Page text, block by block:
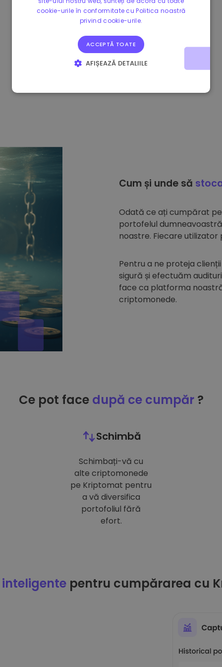
Cum și unde să
Odată ce ați cumpărat pe
portofelul
noastre. Fiecare
Pentru a ne proteja
sigură și efectuăm
face ca platforma
criptomonede.
Ce pot face după ce cumpăr?
Schimbă
Schimbați-vă cu
alte criptomonede
pe Kriptomat pentru
a vă diversifica
portofoliul fără
efort.
pentru cumpărarea cu
cookie-urile în conformitate cu Politica noastră
privind cookie-urile.
ACCEPTĂ TOATE
AFIȘEAZĂ DETALIILE